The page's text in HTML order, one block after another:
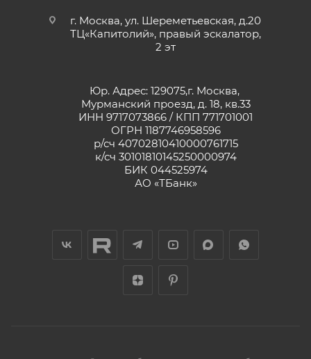
г. Москва, ул. Шереметьевская, д.20
ТЦ«Капитолий», правый эскалатор,
2 эт
Юр. Адрес: 129075,г. Москва,
Мурманский проезд, д. 18, кв.33
ИНН 9717073866 / КПП 771701001
ОГРН 1187746958596
р/сч 40702810410000761715
к/сч 30101810145250000974
БИК 044525974
АО «ТБанк»